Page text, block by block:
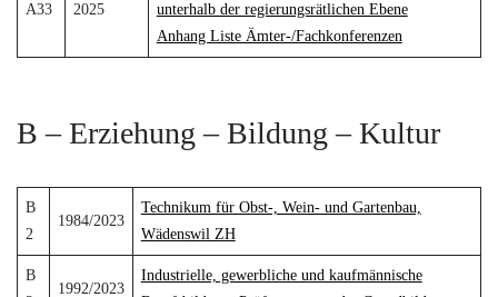
A33 2025
unterhalb der regierungsrätlichen Ebene
Anhang Liste Ämter-/Fachkonferenzen
B – Erziehung – Bildung – Kultur
B
2
1984/2023
Technikum für Obst-, Wein- und Gartenbau,
Wädenswil ZH
B
1992/2023
Industrielle, gewerbliche und kaufmännische